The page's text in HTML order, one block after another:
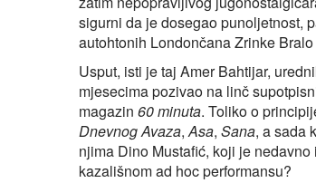
sigurni da je dosegao punoljetnost,
autohtonih Londončana Zrinke
Usput, isti je taj Amer Bahtijar,
mjesecima pozivao na linč
magazin 60 minuta. Toliko o
Dnevnog Avaza,Asa, Sana, a sada
njima Dino Mustafić, koji je
kazališnom ad hoc performansu?